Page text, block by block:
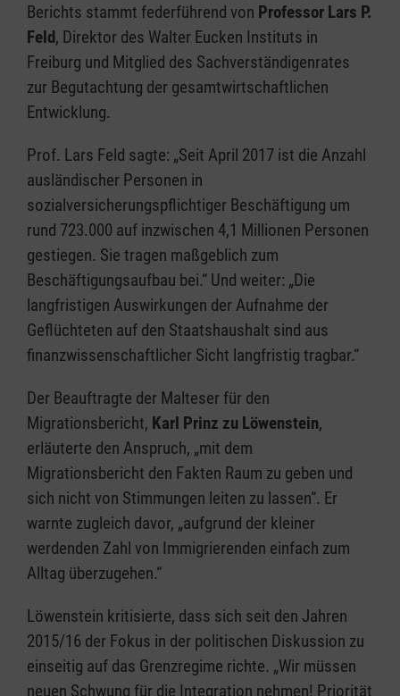
Berichts stammt federführend von Professor Lars P.
Feld, Direktor des Walter Eucken Instituts in
Freiburg und Mitglied des Sachverständigenrates
zur Begutachtung der gesamtwirtschaftlichen
Entwicklung.
Prof. Lars Feld sagte: „Seit April 2017 ist die Anzahl
ausländischer Personen in
sozialversicherungspflichtiger Beschäftigung um
rund 723.000 auf inzwischen 4,1 Millionen Personen
gestiegen. Sie tragen maßgeblich zum
Beschäftigungsaufbau bei.“ Und weiter: „Die
langfristigen Auswirkungen der Aufnahme der
Geflüchteten auf den Staatshaushalt sind aus
finanzwissenschaftlicher Sicht langfristig tragbar.“
Der Beauftragte der Malteser für den
Migrationsbericht, Karl Prinz zu Löwenstein,
erläuterte den Anspruch, „mit dem
Migrationsbericht den Fakten Raum zu geben und
sich nicht von Stimmungen leiten zu lassen“. Er
warnte zugleich davor, „aufgrund der kleiner
werdenden Zahl von Immigrierenden einfach zum
Alltag überzugehen.“
Löwenstein kritisierte, dass sich seit den Jahren
2015/16 der Fokus in der politischen Diskussion zu
einseitig auf das Grenzregime richte. „Wir müssen
neuen Schwung für die Integration nehmen! Priorität